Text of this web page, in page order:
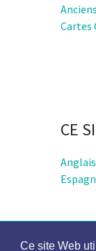
Ce site Web
Cartes
CE
Anglais